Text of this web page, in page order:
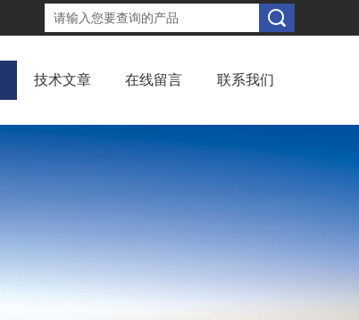
技术文章 在线留言 联系我们